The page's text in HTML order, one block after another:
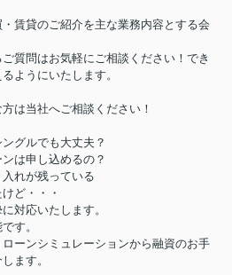
賃貸のご紹介を主な業務内容とする会
質問はお気軽にご相談ください！でき
ようにいたします。
は当社へご相談ください！
グルでも大丈夫？
は申し込めるの？
れが残っている
ど・・・
対応いたします。
す。
ーンシミュレーションから融資のお手
ます。